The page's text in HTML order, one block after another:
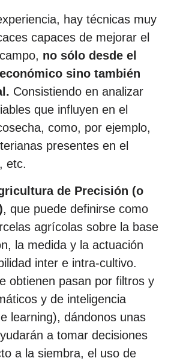
hay técnicas muy
capaces de mejorar el
no sólo desde el
sino también
Consistiendo en analizar
que influyen en el
como, por ejemplo,
presentes en el
etc.
de Precisión (o
, que puede definirse como
agrícolas sobre la base
la medida y la actuación
inter e intra-cultivo.
obtienen pasan por filtros y
y de inteligencia
learning), dándonos unas
a tomar decisiones
a la siembra, el uso de